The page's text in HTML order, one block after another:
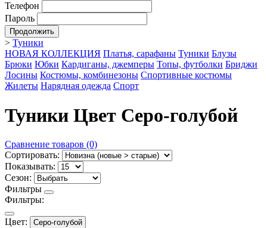
Телефон
Пароль
Продолжить
> Туники
НОВАЯ КОЛЛЕКЦИЯ Платья, сарафаны Туники Блузы
Брюки Юбки Кардиганы, джемперы Топы, футболки Бриджи
Лосины Костюмы, комбинезоны Спортивные костюмы
Жилеты Нарядная одежда Спорт
Туники Цвет Серо-голубой
Сравнение товаров (0)
Сортировать:
Показывать:
Сезон:
Фильтры
Фильтры:
Цвет: Серо-голубой